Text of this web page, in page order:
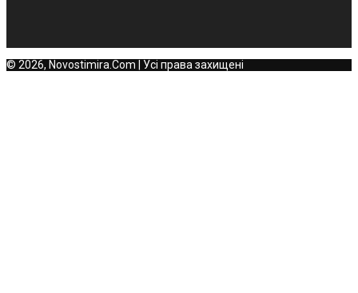
© 2026, Novostimira.Com | Усі права захищені